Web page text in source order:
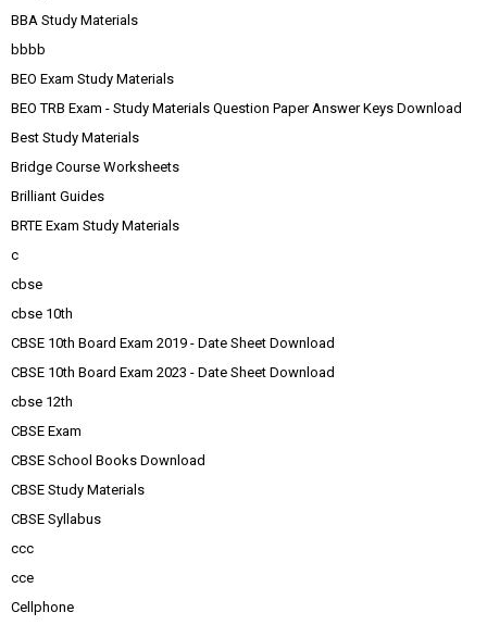
BBA Study Materials
bbbb
BEO Exam Study Materials
BEO TRB Exam - Study Materials Question Paper Answer Keys Download
Best Study Materials
Bridge Course Worksheets
Brilliant Guides
BRTE Exam Study Materials
c
cbse
cbse 10th
CBSE 10th Board Exam 2019 - Date Sheet Download
CBSE 10th Board Exam 2023 - Date Sheet Download
cbse 12th
CBSE Exam
CBSE School Books Download
CBSE Study Materials
CBSE Syllabus
ccc
cce
Cellphone